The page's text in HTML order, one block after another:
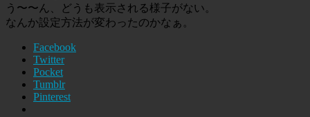
う〜〜ん、どうも表示される様子がない。
なんか設定方法が変わったのかなぁ。
Facebook
Twitter
Pocket
Tumblr
Pinterest